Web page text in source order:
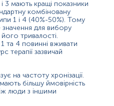
захворювання;
лікування.
і 3 мають кращі показники
комбіновану
1 і 4 (40%-50%). Тому
значення для вибору
його тривалості.
та 4 повинні вживати
терапії зазвичай
на частоту хронізації.
більшу ймовірність
люди з іншими